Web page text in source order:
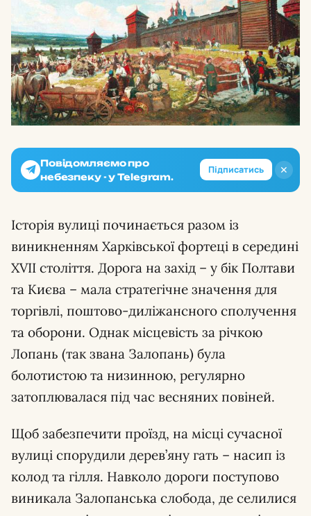
✕
Повідомляємо про
небезпеку - у Telegram.
Підписатись
Історія вулиці починається разом із
виникненням Харківської фортеці в середині
XVII століття. Дорога на захід – у бік Полтави
та Києва – мала стратегічне значення для
торгівлі, поштово-диліжансного сполучення
та оборони. Однак місцевість за річкою
Лопань (так звана Залопань) була
болотистою та низинною, регулярно
затоплювалася під час весняних повіней.
Щоб забезпечити проїзд, на місці сучасної
вулиці спорудили дерев’яну гать – насип із
колод та гілля. Навколо дороги поступово
виникала Залопанська слобода, де селилися